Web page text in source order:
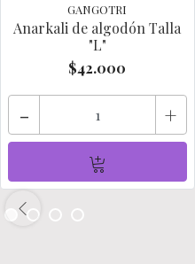
GANGOTRI
Anarkali de algodón Talla
"L"
$42.000
- +